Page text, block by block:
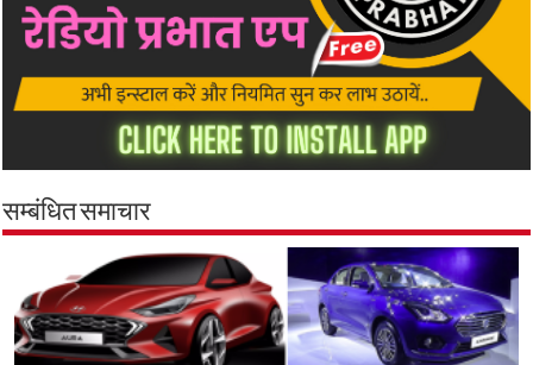
सम्बंधित समाचार